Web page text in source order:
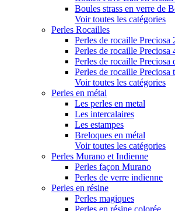
Boules strass en verre de
Voir toutes les catégories
Perles Rocailles
Perles de rocaille Preciosa
Perles de rocaille Preciosa
Perles de rocaille Preciosa
Perles de rocaille Preciosa
Voir toutes les catégories
Perles en métal
Les perles en metal
Les intercalaires
Les estampes
Breloques en métal
Voir toutes les catégories
Perles Murano et Indienne
Perles façon Murano
Perles de verre indienne
Perles en résine
Perles magiques
Perles en résine colorée